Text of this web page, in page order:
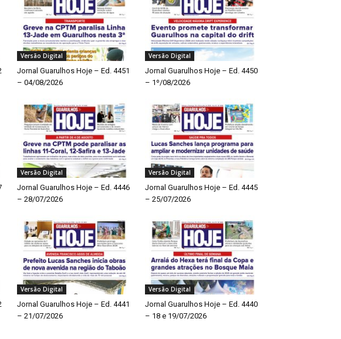
Versão Digital
Jornal Guarulhos Hoje – Ed. 4451
– 04/08/2026
Versão Digital
Jornal Guarulhos Hoje – Ed. 4450
– 1º/08/2026
Versão Digital
Jornal Guarulhos Hoje – Ed. 4446
– 28/07/2026
Versão Digital
Jornal Guarulhos Hoje – Ed. 4445
– 25/07/2026
Versão Digital
Jornal Guarulhos Hoje – Ed. 4441
– 21/07/2026
Versão Digital
Jornal Guarulhos Hoje – Ed. 4440
– 18 e 19/07/2026